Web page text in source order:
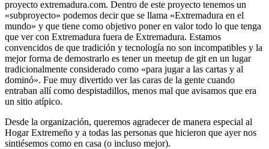
proyecto extremadura.com. Dentro de este proyecto tenemos un
«subproyecto» podemos decir que se llama «Extremadura en el
mundo» y que tiene como objetivo poner en valor todo lo que tenga
que ver con Extremadura fuera de Extremadura. Estamos
convencidos de que tradición y tecnología no son incompatibles y la
mejor forma de demostrarlo es tener un meetup de git en un lugar
tradicionalmente considerado como «para jugar a las cartas y al
dominó». Fue muy divertido ver las caras de la gente cuando
entraban allí como despistadillos, menos mal que avisamos que era
un sitio atípico.
Desde la organización, queremos agradecer de manera especial al
Hogar Extremeño y a todas las personas que hicieron que ayer nos
sintiésemos como en casa (o incluso mejor).